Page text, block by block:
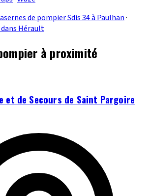
de pompier Sdis 34 à Paulhan·
Hérault
à proximité
et de Secours de Saint Pargoire